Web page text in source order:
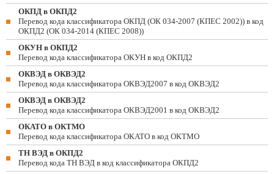
ОКПД в ОКПД2
Перевод кода классификатора ОКПД (ОК 034-2007 (КПЕС 2002)) в код
ОКПД2 (ОК 034-2014 (КПЕС 2008))
ОКУН в ОКПД2
Перевод кода классификатора ОКУН в код ОКПД2
ОКВЭД в ОКВЭД2
Перевод кода классификатора ОКВЭД2007 в код ОКВЭД2
ОКВЭД в ОКВЭД2
Перевод кода классификатора ОКВЭД2001 в код ОКВЭД2
ОКАТО в ОКТМО
Перевод кода классификатора ОКАТО в код ОКТМО
ТН ВЭД в ОКПД2
Перевод кода ТН ВЭД в код классификатора ОКПД2